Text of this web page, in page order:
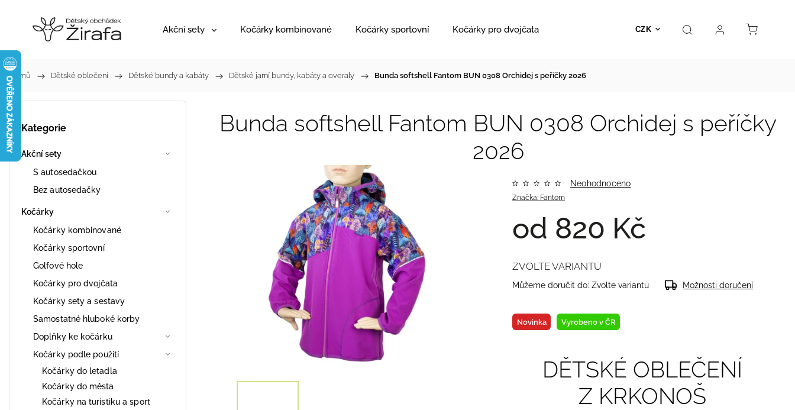
CZK
Akční sety Kočárky kombinované Kočárky sportovní Kočárky pro dvojčata Hračky Prodejna Kontakt
Domů / Dětské oblečení / Dětské bundy a kabáty / Dětské jarní bundy, kabáty a overaly / Bunda softshell Fantom BUN 0308 Orchidej s peříčky 2026
Kategorie
Akční sety
S autosedačkou
Bez autosedačky
Kočárky
Kočárky kombinované
Kočárky sportovní
Golfové hole
Kočárky pro dvojčata
Kočárky sety a sestavy
Samostatné hluboké korby
Doplňky ke kočárku
Kočárky podle použití
Kočárky do letadla
Kočárky do města
Kočárky na turistiku a sport
Bunda softshell Fantom BUN 0308 Orchidej s peříčky
2026
Značka: Fantom
Neohodnoceno
od 820 Kč
Novinka Vyrobeno v ČR
DĚTSKÉ OBLEČENÍ
Z KRKONOŠ
ZVOLTE VARIANTU
Můžeme doručit do: Zvolte variantu Možnosti doručení